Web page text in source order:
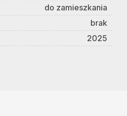
do zamieszkania
brak
2025